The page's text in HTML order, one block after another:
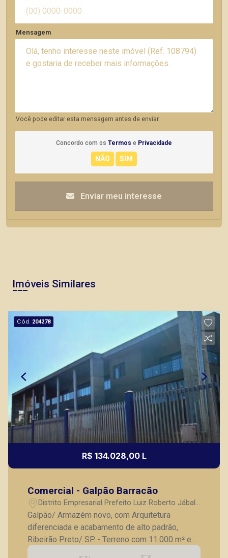
Mensagem
Você pode editar esta mensagem antes de enviar.
Concordo com os Termos e Privacidade
Enviar meu interesse
Imóveis Similares
Cód. 204278
R$ 134.028,00 L
Comercial - Galpão Barracão
Distrito Empresarial Prefeito Luiz Roberto Jábali
- Ribeirão Preto/SP
Galpão/ Armazém novo, com Arquitetura
diferenciada e acabamento de alto padrão,
Ribeirão Preto/ SP. - Terreno com 11.000 m² e
Área construída com 6.400 m²; - 02 Galpões